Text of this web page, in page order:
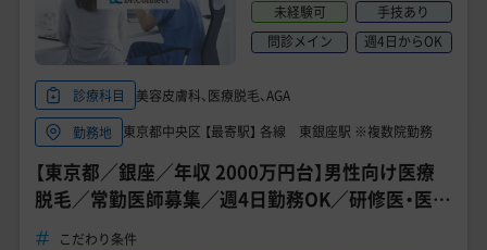
未経験可
手技あり
問診メイン
週4日からOK
診療科目
美容皮膚科、医療脱毛、AGA
勤務地
東京都中央区 【最寄駅】 各線 東銀座駅 ※複数院勤務
【東京都／銀座／年収 2000万円台】男性向け医療
脱毛／常勤医師募集／週4日勤務OK／研修医・医師
3年目応募可能
こだわり条件